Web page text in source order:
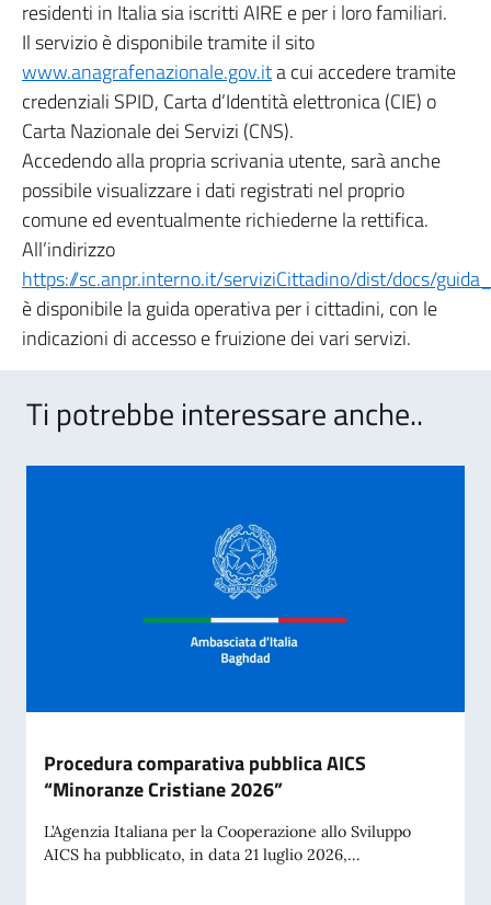
residenti in Italia sia iscritti AIRE e per i loro familiari.
Il servizio è disponibile tramite il sito
www.anagrafenazionale.gov.ita cui accedere tramite
credenziali SPID, Carta d’Identità elettronica (CIE) o
Carta Nazionale dei Servizi (CNS).
Accedendo alla propria scrivania utente, sarà anche
possibile visualizzare i dati registrati nel proprio
comune ed eventualmente richiederne la rettifica.
All’indirizzo
https://sc.anpr.interno.it/serviziCittadino/dist/docs/
è disponibile la guida operativa per i cittadini, con le
indicazioni di accesso e fruizione dei vari servizi.
Ti potrebbe interessare anche..
Procedura comparativa pubblica AICS
“Minoranze Cristiane 2026”
L’Agenzia Italiana per la Cooperazione allo Sviluppo
AICS ha pubblicato, in data 21 luglio 2026,...